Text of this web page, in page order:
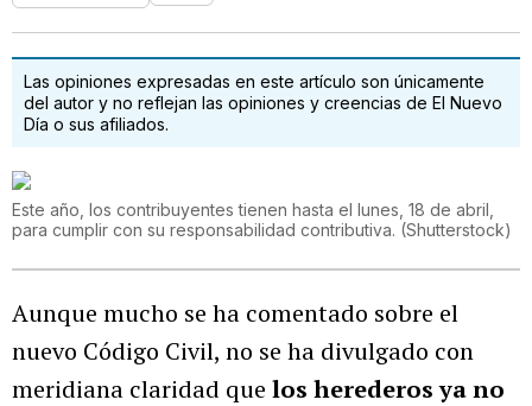
Las opiniones expresadas en este artículo son únicamente
del autor y no reflejan las opiniones y creencias de El Nuevo
Día o sus afiliados.
Este año, los contribuyentes tienen hasta el lunes, 18 de abril,
para cumplir con su responsabilidad contributiva. (Shutterstock)
Aunque mucho se ha comentado sobre el
nuevo Código Civil, no se ha divulgado con
meridiana claridad que los herederos ya no